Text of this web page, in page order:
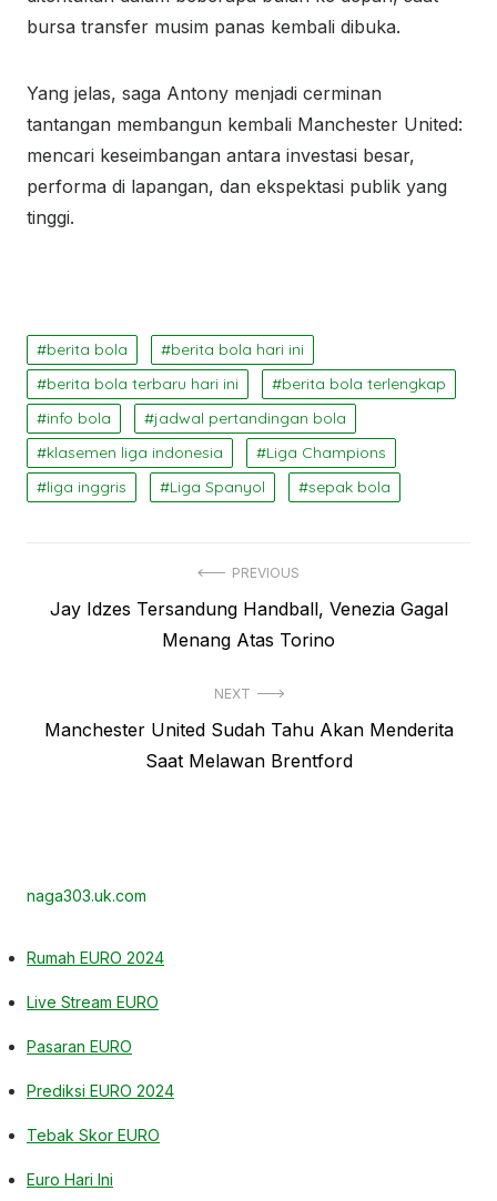
bursa transfer musim panas kembali dibuka.
Yang jelas, saga Antony menjadi cerminan
tantangan membangun kembali Manchester United:
mencari keseimbangan antara investasi besar,
performa di lapangan, dan ekspektasi publik yang
tinggi.
berita bola
berita bola hari ini
berita bola terbaru hari ini
berita bola terlengkap
info bola
jadwal pertandingan bola
klasemen liga indonesia
Liga Champions
liga inggris
Liga Spanyol sepak bola
pos
PREVIOUS
Previous
Jay Idzes Tersandung Handball, Venezia Gagal
Menang Atas Torino
NEXT
Next
Manchester United Sudah Tahu Akan Menderita
Saat Melawan Brentford
naga303.uk.com
Rumah EURO 2024
Live Stream EURO
Pasaran EURO
Prediksi EURO 2024
Tebak Skor EURO
Euro Hari Ini